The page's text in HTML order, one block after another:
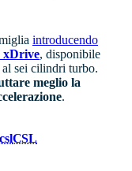
introducendo
xDrive, disponibile
sei cilindri turbo.
meglio la
.
CSL